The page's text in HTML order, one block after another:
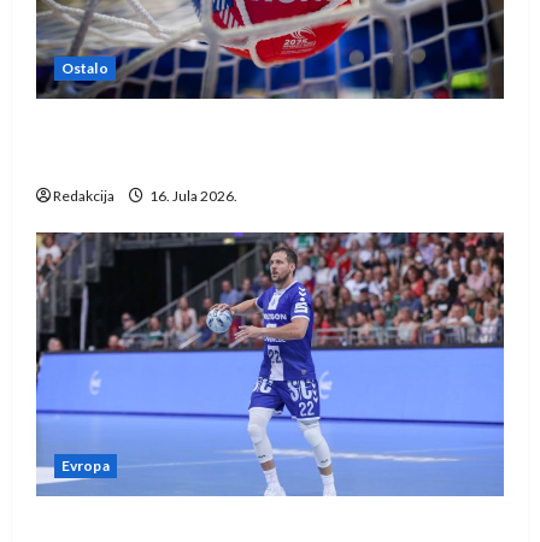
Ostalo
Redakcija 16. Jula 2026.
Evropa